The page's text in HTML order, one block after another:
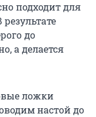
подходит для
до
а делается
ложки
настой до